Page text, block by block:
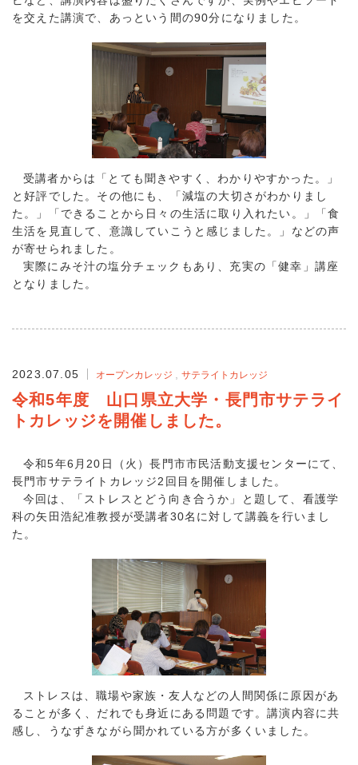
を交えた講演で、あっという間の90分になりました。
受講者からは「とても聞きやすく、わかりやすかった。」
と好評でした。その他にも、「減塩の大切さがわかりまし
た。」「できることから日々の生活に取り入れたい。」「食
生活を見直して、意識していこうと感じました。」などの声
が寄せられました。
実際にみそ汁の塩分チェックもあり、充実の「健幸」講座
となりました。
2023.07.05 オープンカレッジ サテライトカレッジ
令和5年度 山口県立大学・長門市サテライ
トカレッジを開催しました。
令和5年6月20日（火）長門市市民活動支援センターにて、
長門市サテライトカレッジ2回目を開催しました。
今回は、「ストレスとどう向き合うか」と題して、看護学
科の矢田浩紀准教授が受講者30名に対して講義を行いまし
た。
ストレスは、職場や家族・友人などの人間関係に原因があ
ることが多く、だれでも身近にある問題です。講演内容に共
感し、うなずきながら聞かれている方が多くいました。